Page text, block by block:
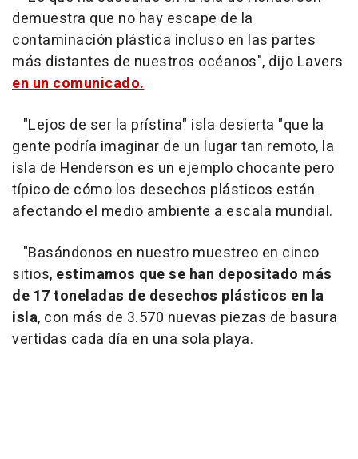
demuestra que no hay escape de la
contaminación plástica incluso en las partes
más distantes de nuestros océanos", dijo Lavers
en un comunicado.
"Lejos de ser la prístina" isla desierta "que la
gente podría imaginar de un lugar tan remoto, la
isla de Henderson es un ejemplo chocante pero
típico de cómo los desechos plásticos están
afectando el medio ambiente a escala mundial.
"Basándonos en nuestro muestreo en cinco
sitios, estimamos que se han depositado más
de 17 toneladas de desechos plásticos en la
isla, con más de 3.570 nuevas piezas de basura
vertidas cada día en una sola playa.